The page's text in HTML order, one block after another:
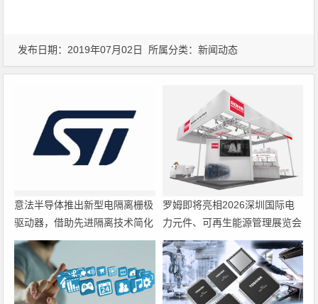
发布日期：2019年07月02日 所属分类：新闻动态
意法半导体推出新型电隔离栅极
驱动器，借助先进隔离技术简化
电源设计
罗姆即将亮相2026深圳国际电
力元件、可再生能源管理展览会
暨研讨会